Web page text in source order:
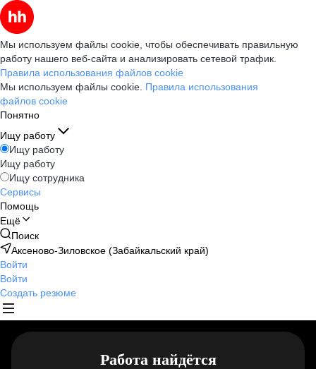
Мы используем файлы cookie, чтобы обеспечивать правильную
работу нашего веб-сайта и анализировать сетевой трафик.
Правила использования файлов cookie
Мы используем файлы cookie. Правила использования
файлов cookie
Понятно
Ищу работу
Ищу работу
Ищу работу
Ищу сотрудника
Сервисы
Помощь
Ещё
Поиск
Аксеново-Зиловское (Забайкальский край)
Войти
Войти
Создать резюме
Работа найдётся